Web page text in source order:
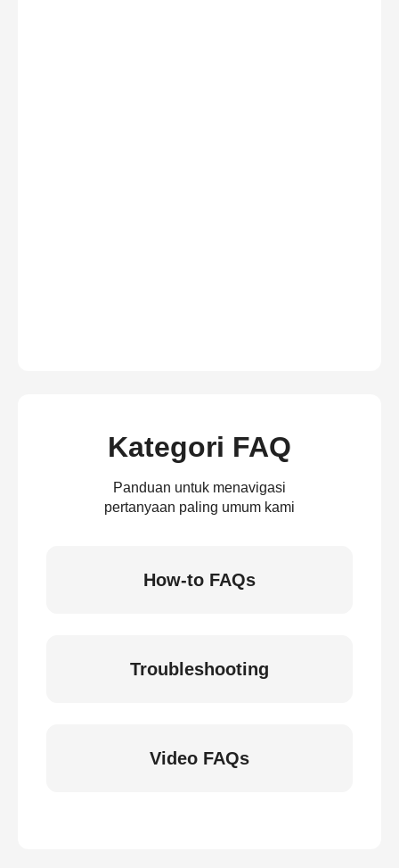
Kategori FAQ
Panduan untuk menavigasi
pertanyaan paling umum kami
How-to FAQs
Troubleshooting
Video FAQs